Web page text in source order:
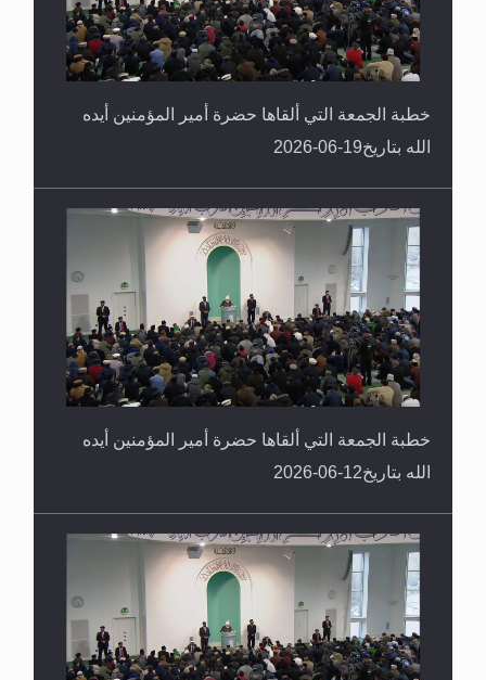
خطبة الجمعة التي ألقاها حضرة أمير المؤمنين أيده
الله بتاريخ19-06-2026
خطبة الجمعة التي ألقاها حضرة أمير المؤمنين أيده
الله بتاريخ12-06-2026